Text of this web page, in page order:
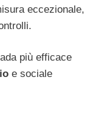
eccezionale,
più efficace
e sociale